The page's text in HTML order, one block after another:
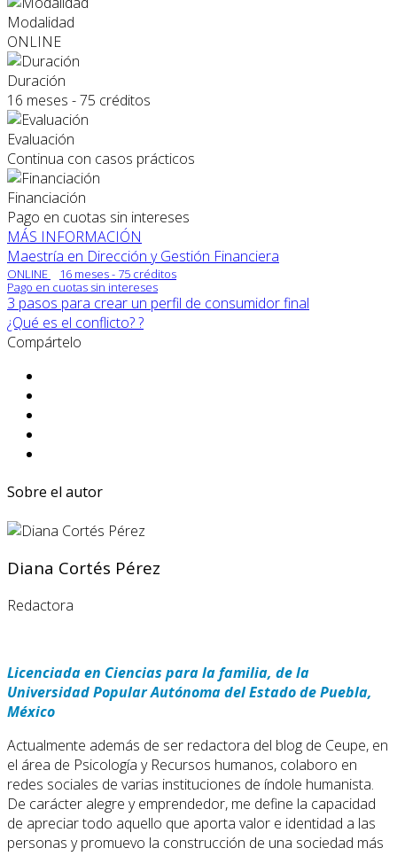
Modalidad
ONLINE
Duración
16 meses - 75 créditos
Evaluación
Continua con casos prácticos
Financiación
Pago en cuotas sin intereses
MÁS INFORMACIÓN
Maestría en Dirección y Gestión Financiera
ONLINE
16 meses - 75 créditos
Pago en cuotas sin intereses
3 pasos para crear un perfil de consumidor final
¿Qué es el conflicto? ?
Compártelo
Sobre el autor
Diana Cortés Pérez
Redactora
Licenciada en Ciencias para la familia, de la
Universidad Popular Autónoma del Estado de Puebla,
México
Actualmente además de ser redactora del blog de Ceupe, en
el área de Psicología y Recursos humanos, colaboro en
redes sociales de varias instituciones de índole humanista.
De carácter alegre y emprendedor, me define la capacidad
de apreciar todo aquello que aporta valor e identidad a las
personas y promuevo la construcción de una sociedad más